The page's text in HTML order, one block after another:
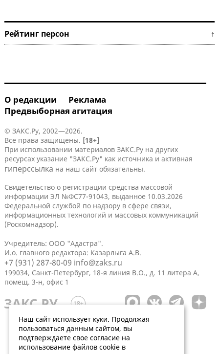
Рейтинг персон ↑
О редакции
Реклама
Предвыборная агитация
© ЗАКС.Ру, 2002—2026.
Все права защищены. [18+]
При использовании материалов ЗАКС.Ру на других
ресурсах указание "ЗАКС.Ру" как источника и активная
гиперссылка на наш сайт обязательны.
Свидетельство о регистрации средства массовой
информации ЭЛ №ФС77-91043, выданное 10.03.2026
Федеральной службой по надзору в сфере связи,
информационных технологий и массовых коммуникаций
(Роскомнадзор).
Учредитель: ООО "Адастра".
И.о. главного редактора: Казарлыга А.В.
+7 (931) 287-80-09 info@zaks.ru
199034, Санкт-Петербург, 18-я линия В.О., д. 11 литера А,
помещ. 3-н, офис 1
Наш сайт использует куки. Продолжая
пользоваться данным сайтом, вы
подтверждаете свое согласие на
использование файлов cookie в